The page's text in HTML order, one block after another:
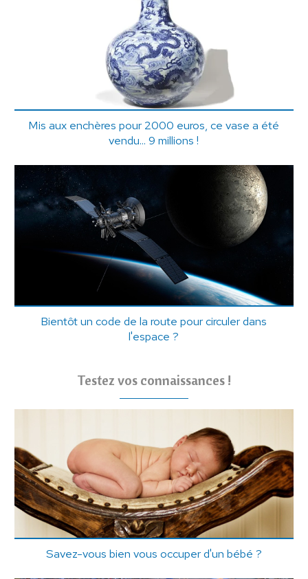
Mis aux enchères pour 2000 euros, ce vase a été
vendu... 9 millions !
Bientôt un code de la route pour circuler dans
l'espace ?
Testez vos connaissances !
Savez-vous bien vous occuper d'un bébé ?